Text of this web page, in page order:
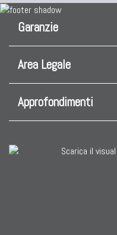
Garanzie
Area Legale
Approfondimenti